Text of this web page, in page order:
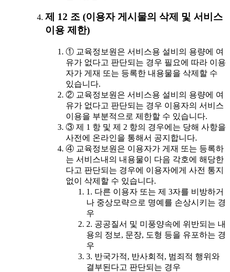
제 12 조 (이용자 게시물의 삭제 및 서비스
이용 제한)
① 교육정보원은 서비스용 설비의 용량에 여
유가 없다고 판단되는 경우 필요에 따라 이용
자가 게재 또는 등록한 내용물을 삭제할 수
있습니다.
② 교육정보원은 서비스용 설비의 용량에 여
유가 없다고 판단되는 경우 이용자의 서비스
이용을 부분적으로 제한할 수 있습니다.
③ 제 1 항 및 제 2 항의 경우에는 당해 사항을
사전에 온라인을 통해서 공지합니다.
④ 교육정보원은 이용자가 게재 또는 등록하
는 서비스내의 내용물이 다음 각호에 해당한
다고 판단되는 경우에 이용자에게 사전 통지
없이 삭제할 수 있습니다.
1. 다른 이용자 또는 제 3자를 비방하거
나 중상모략으로 명예를 손상시키는 경
우
2. 공공질서 및 미풍양속에 위반되는 내
용의 정보, 문장, 도형 등을 유포하는 경
우
3. 반국가적, 반사회적, 범죄적 행위와
결부된다고 판단되는 경우